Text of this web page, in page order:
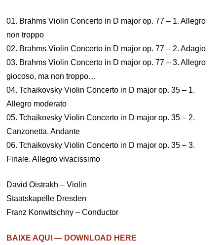
01. Brahms Violin Concerto in D major op. 77 – 1. Allegro
non troppo
02. Brahms Violin Concerto in D major op. 77 – 2. Adagio
03. Brahms Violin Concerto in D major op. 77 – 3. Allegro
giocoso, ma non troppo…
04. Tchaikovsky Violin Concerto in D major op. 35 – 1.
Allegro moderato
05. Tchaikovsky Violin Concerto in D major op. 35 – 2.
Canzonetta. Andante
06. Tchaikovsky Violin Concerto in D major op. 35 – 3.
Finale. Allegro vivacissimo
David Oistrakh – Violin
Staatskapelle Dresden
Franz Konwitschny – Conductor
BAIXE AQUI — DOWNLOAD HERE